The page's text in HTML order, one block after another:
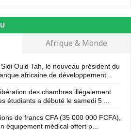
Afrique & Monde
Ould Tah, le nouveau président du
africaine de développement...
des chambres illégalement
étudiants a débuté le samedi 5 ...
de francs CFA (35 000 000 FCFA),
équipement médical offert p...